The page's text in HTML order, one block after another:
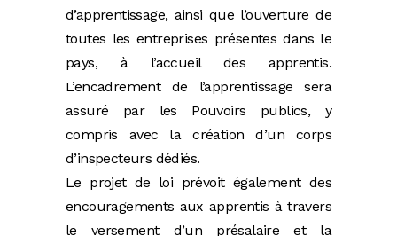
d’apprentissage, ainsi que l’ouverture de
toutes les entreprises présentes dans le
pays, à l’accueil des apprentis.
L’encadrement de l’apprentissage sera
assuré par les Pouvoirs publics, y
compris avec la création d’un corps
d’inspecteurs dédiés.
Le projet de loi prévoit également des
encouragements aux apprentis à travers
le versement d’un présalaire et la